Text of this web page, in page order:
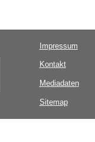
Impressum
Kontakt
Mediadaten
Sitemap